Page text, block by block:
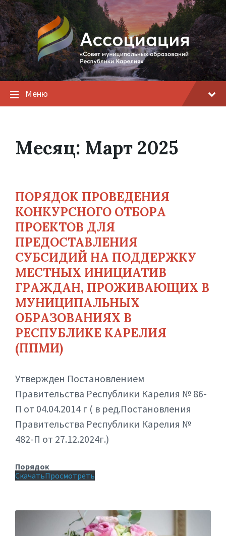
Меню
Месяц: Март 2025
ПОРЯДОК ПРОВЕДЕНИЯ
КОНКУРСНОГО ОТБОРА
ПРОЕКТОВ ДЛЯ
ПРЕДОСТАВЛЕНИЯ
СУБСИДИЙ НА ПОДДЕРЖКУ
МЕСТНЫХ ИНИЦИАТИВ
ГРАЖДАН, ПРОЖИВАЮЩИХ В
МУНИЦИПАЛЬНЫХ
ОБРАЗОВАНИЯХ В
РЕСПУБЛИКЕ КАРЕЛИЯ
(ППМИ)
Утвержден Постановлением
Правительства Республики Карелия № 86-
П от 04.04.2014 г ( в ред.Постановления
Правительства Республики Карелия №
482-П от 27.12.2024г.)
Порядок
СкачатьПросмотреть